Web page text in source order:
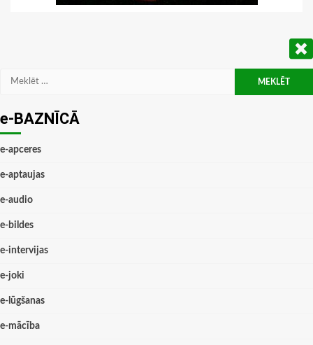
Meklēt:
e-BAZNĪCĀ
e-apceres
e-aptaujas
e-audio
e-bildes
e-intervijas
e-joki
e-lūgšanas
e-mācība